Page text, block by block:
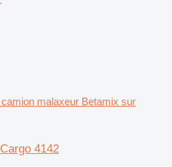
camion malaxeur Betamix sur
4142